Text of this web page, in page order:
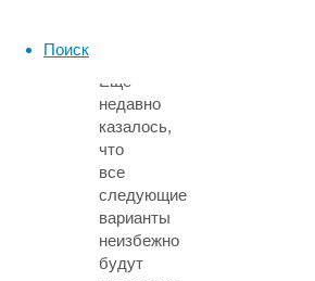
Поиск
Еще
недавно
казалось,
что
все
следующие
варианты
неизбежно
будут